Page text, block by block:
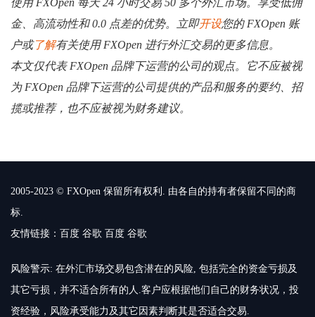
金、高流动性和 0.0 点差的优势。立即开设您的 FXOpen 账
户或了解有关使用 FXOpen 进行外汇交易的更多信息。
本文仅代表 FXOpen 品牌下运营的公司的观点。它不应被视
为 FXOpen 品牌下运营的公司提供的产品和服务的要约、招
揽或推荐，也不应被视为财务建议。
2005-2023 © FXOpen 保留所有权利. 由各自的持有者保留不同的商
标.
友情链接： 百度 谷歌 百度 谷歌
风险警示: 在外汇市场交易包含潜在的风险, 包括完全的资金亏损及
其它亏损，并不适合所有的人.客户应根据他们自己的财务状况，投
资经验，风险承受能力及其它因素判断其是否适合交易.